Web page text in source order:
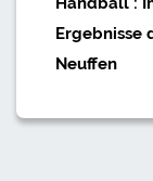
Ergebnisse
Neuffen